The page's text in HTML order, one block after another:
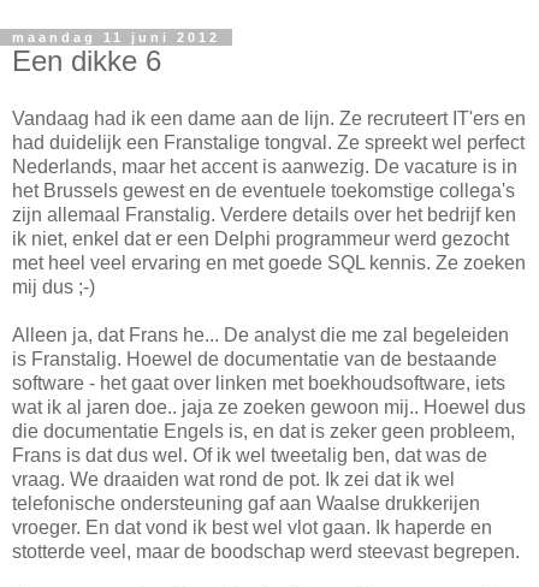
maandag 11 juni 2012
Een dikke 6
Vandaag had ik een dame aan de lijn. Ze recruteert IT'ers en
had duidelijk een Franstalige tongval. Ze spreekt wel perfect
Nederlands, maar het accent is aanwezig. De vacature is in
het Brussels gewest en de eventuele toekomstige collega's
zijn allemaal Franstalig. Verdere details over het bedrijf ken
ik niet, enkel dat er een Delphi programmeur werd gezocht
met heel veel ervaring en met goede SQL kennis. Ze zoeken
mij dus ;-)
Alleen ja, dat Frans he... De analyst die me zal begeleiden
is Franstalig. Hoewel de documentatie van de bestaande
software - het gaat over linken met boekhoudsoftware, iets
wat ik al jaren doe.. jaja ze zoeken gewoon mij.. Hoewel dus
die documentatie Engels is, en dat is zeker geen probleem,
Frans is dat dus wel. Of ik wel tweetalig ben, dat was de
vraag. We draaiden wat rond de pot. Ik zei dat ik wel
telefonische ondersteuning gaf aan Waalse drukkerijen
vroeger. En dat vond ik best wel vlot gaan. Ik haperde en
stotterde veel, maar de boodschap werd steevast begrepen.